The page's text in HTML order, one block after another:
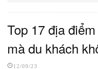
Top 17 địa
mà du khách
12/09/23